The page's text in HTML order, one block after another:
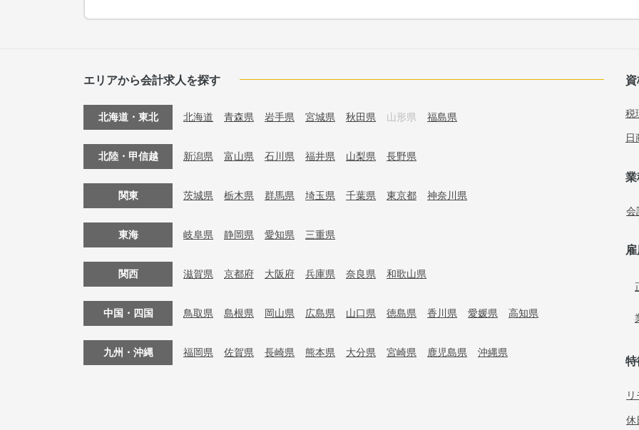
エリアから会計求人を探す
北海道・東北 北海道 青森県 岩手県 宮城県 秋田県 山形県 福島県
北陸・甲信越 新潟県 富山県 石川県 福井県 山梨県 長野県
関東 茨城県 栃木県 群馬県 埼玉県 千葉県 東京都 神奈川県
東海 岐阜県 静岡県 愛知県 三重県
関西 滋賀県 京都府 大阪府 兵庫県 奈良県 和歌山県
中国・四国 鳥取県 島根県 岡山県 広島県 山口県 徳島県 香川県 愛媛県 高知県
九州・沖縄 福岡県 佐賀県 長崎県 熊本県 大分県 宮崎県 鹿児島県 沖縄県
税
日
業
会
特
休